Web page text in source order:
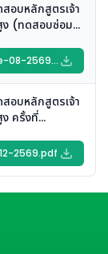
สอบหลักสูตรเจ้า
ง (ทดสอบซ่อม)
retake-08-2569.pdf
สอบหลักสูตรเจ้า
ง ครั้งที่
2569.pdf